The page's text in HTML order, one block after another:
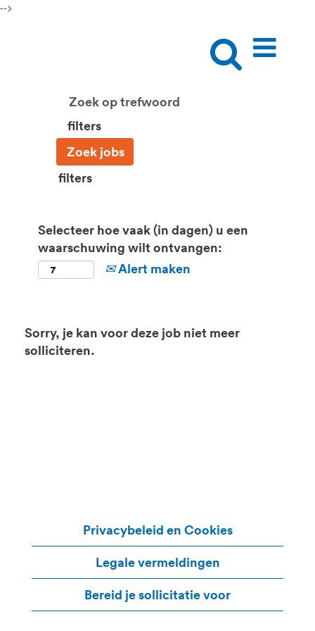
-->
filters
filters
Selecteer hoe vaak (in dagen) u een
waarschuwing wilt ontvangen:
Alert maken
Sorry, je kan voor deze job niet meer
solliciteren.
Privacybeleid en Cookies
Legale vermeldingen
Bereid je sollicitatie voor